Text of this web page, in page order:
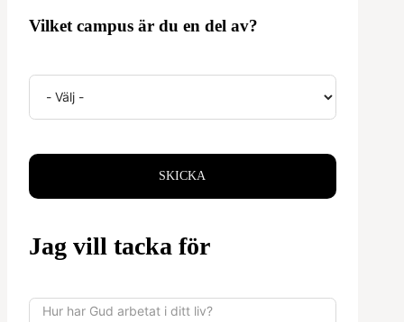
Vilket campus är du en del av?
SKICKA
Jag vill tacka för